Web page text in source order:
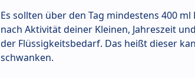
Es sollten über den Tag mindestens 400
nach Aktivität deiner Kleinen, Jahreszeit
der Flüssigkeitsbedarf. Das heißt dieser
schwanken.